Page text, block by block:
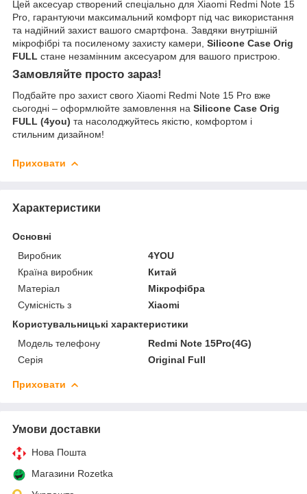
Цей аксесуар створений спеціально для Xiaomi Redmi Note 15
Pro, гарантуючи максимальний комфорт під час використання
та надійний захист вашого смартфона. Завдяки внутрішній
мікрофібрі та посиленому захисту камери, Silicone Case Orig
FULL стане незамінним аксесуаром для вашого пристрою.
Замовляйте просто зараз!
Подбайте про захист свого Xiaomi Redmi Note 15 Pro вже
сьогодні – оформлюйте замовлення на Silicone Case Orig
FULL (4you) та насолоджуйтесь якістю, комфортом і
стильним дизайном!
Приховати
Характеристики
Основні
Виробник
4YOU
Країна виробник
Китай
Матеріал
Мікрофібра
Сумісність з
Xiaomi
Користувальницькі характеристики
Модель телефону
Redmi Note 15Pro(4G)
Серія
Original Full
Приховати
Умови доставки
Нова Пошта
Магазини Rozetka